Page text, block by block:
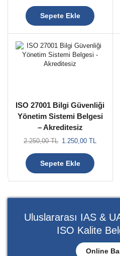
Sepete Ekle
ISO 27001 Bilgi Güvenliği
Yönetim Sistemi Belgesi
– Akreditesiz
2.250,00TL 1.250,00TL
Sepete Ekle
Uluslararası IAS &
ISO Kalite
Online